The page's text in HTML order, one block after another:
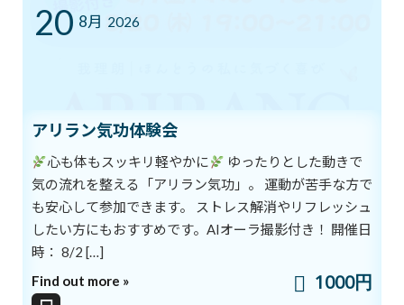
YouTube1万人突破記念 入会金０円キャ
ンペーン中！
2026年7月5日
20 8月 2026
アリラン気功体験会
心も体もスッキリ軽やかに
ゆったりとした動きで
気の流れを整える「アリラン気功」。 運動が苦手な方で
も安心して参加できます。 ストレス解消やリフレッシュ
したい方にもおすすめです。AIオーラ撮影付き！ 開催日
時： 8/2 […]
Find out more »
1000円